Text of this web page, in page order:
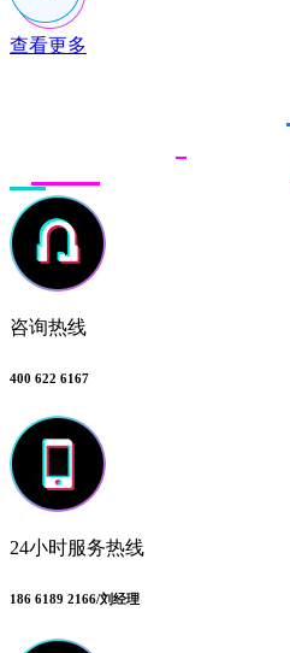
查看更多
咨询热线
400 622 6167
24小时服务热线
186 6189 2166/刘经理